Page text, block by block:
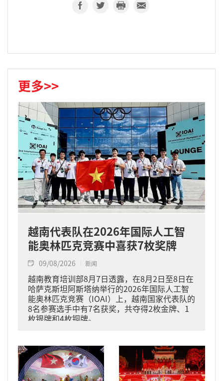
更多>>
越南代表队在2026年国际人工智
能奥林匹克竞赛中喜获7枚奖牌
09/08/2026 新闻
越南教育培训部8月7日透露，在8月2日至8日在
哈萨克斯坦阿斯塔纳举行的2026年国际人工智
能奥林匹克竞赛（IOAI）上，越南国家代表队的
8名参赛选手中有7名获奖，共夺得2枚金牌、1
枚银牌和4枚铜牌。